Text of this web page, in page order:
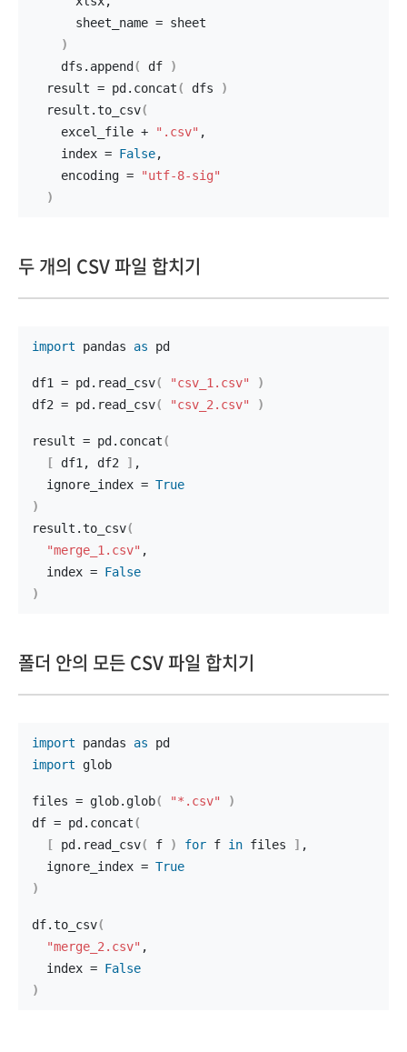
      sheet_name = sheet
)
    dfs.
append ( df
)
  result = pd.
concat( dfs
)
  result.
to_csv(
    excel_file +
".csv" ,
    index =
False,
    encoding =
"utf-8-sig"
)
두 개의 CSV 파일 합치기
import pandas as pd
df1 = pd. read_csv( "csv_1.csv"
)
df2 = pd. read_csv( "csv_2.csv" )
result = pd. concat(
[ df1, df2 ] ,
  ignore_index =
True
)
result.to_csv(
"merge_1.csv" ,
  index =
False
)
폴더 안의 모든 CSV 파일 합치기
import pandas as pd
import glob
files = glob. glob( "*.csv"
)
df = pd. concat(
[ pd. read_csv( f ) for f in files ] ,
  ignore_index =
True
)
df.to_csv(
"merge_2.csv" ,
  index =
False
)